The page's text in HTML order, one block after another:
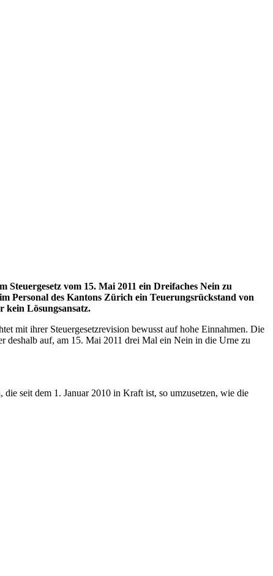
vom 15. Mai 2011 ein Dreifaches Nein zu
Personal des Kantons Zürich ein Teuerungsrückstand von
kein Lösungsansatz.
mit ihrer Steuergesetzrevision bewusst auf hohe Einnahmen. Die
deshalb auf, am 15. Mai 2011 drei Mal ein Nein in die Urne zu
seit dem 1. Januar 2010 in Kraft ist, so umzusetzen, wie die